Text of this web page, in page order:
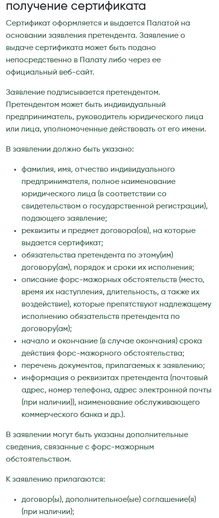
получение сертификата
Сертификат оформляется и выдается Палатой на
основании заявления претендента. Заявление о
выдаче сертификата может быть подано
непосредственно в Палату либо через ее
официальный веб-сайт.
Заявление подписывается претендентом.
Претендентом может быть индивидуальный
предприниматель, руководитель юридического лица
или лица, уполномоченные действовать от его имени.
В заявлении должно быть указано:
фамилия, имя, отчество индивидуального
предпринимателя, полное наименование
юридического лица (в соответствии со
свидетельством о государственной регистрации),
подающего заявление;
реквизиты и предмет договора(ов), на которые
выдается сертификат;
обязательства претендента по этому(им)
договору(ам), порядок и сроки их исполнения;
описание форс-мажорных обстоятельств (место,
время их наступления, длительность, а также их
воздействие), которые препятствуют надлежащему
исполнению обязательств претендента по
договору(ам);
начало и окончание (в случае окончания) срока
действия форс-мажорного обстоятельства;
перечень документов, прилагаемых к заявлению;
информация о реквизитах претендента (почтовый
адрес, номер телефона, адрес электронной почты
(при наличии)), наименование обслуживающего
коммерческого банка и др.).
В заявлении могут быть указаны дополнительные
сведения, связанные с форс-мажорным
обстоятельством.
К заявлению прилагаются:
договор(ы), дополнительное(ые) соглашение(я)
(при наличии);